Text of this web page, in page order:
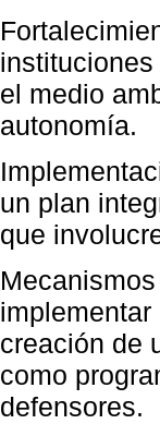
el medio
autonomía.
un plan
que
creación de
como
defensores.